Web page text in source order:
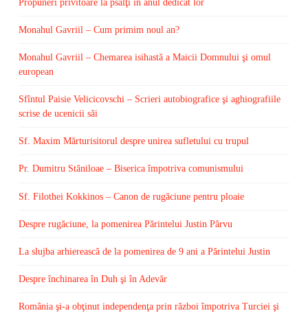
Propuneri privitoare la psalţi în anul dedicat lor
Monahul Gavriil – Cum primim noul an?
Monahul Gavriil – Chemarea isihastă a Maicii Domnului şi omul
european
Sfîntul Paisie Velicicovschi – Scrieri autobiografice şi aghiografiile
scrise de ucenicii săi
Sf. Maxim Mărturisitorul despre unirea sufletului cu trupul
Pr. Dumitru Stăniloae – Biserica împotriva comunismului
Sf. Filothei Kokkinos – Canon de rugăciune pentru ploaie
Despre rugăciune, la pomenirea Părintelui Justin Pârvu
La slujba arhierească de la pomenirea de 9 ani a Părintelui Justin
Despre închinarea în Duh şi în Adevăr
România şi-a obţinut independenţa prin război împotriva Turciei şi